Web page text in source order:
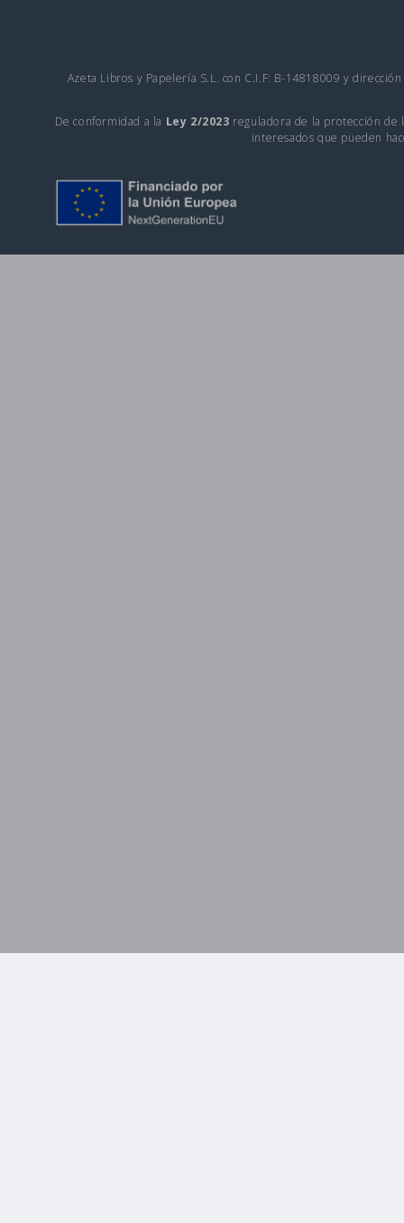
Azeta Libros y Papelería S.L. con C.I.F: B-14818009 y
De conformidad a la Ley 2/2023 reguladora de la protección de
interesados que pueden